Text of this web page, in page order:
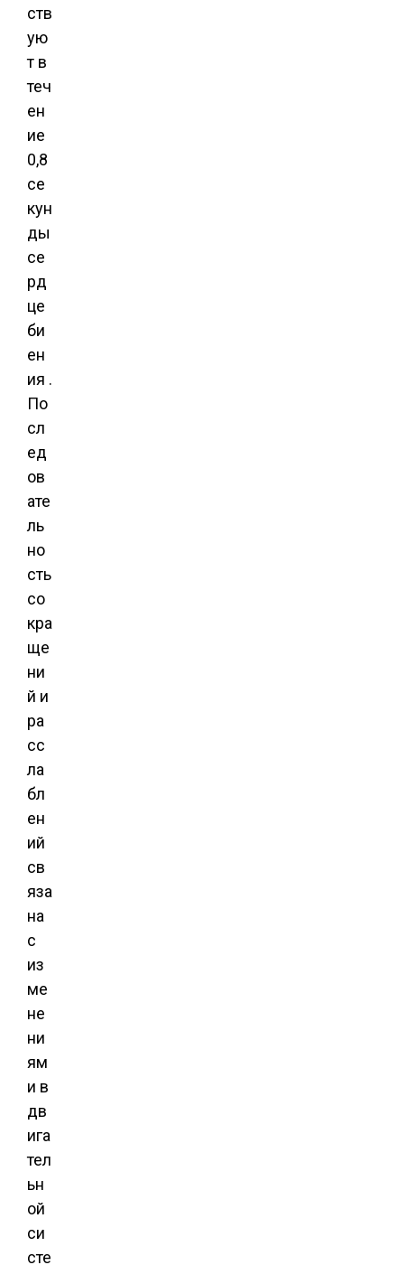
ств
ую
т в
теч
ен
ие
0,8
се
кун
ды
се
рд
це
би
ен
ия .
По
сл
ед
ов
ате
ль
но
сть
со
кра
ще
ни
й и
ра
сс
ла
бл
ен
ий
св
яза
на
с
из
ме
не
ни
ям
и в
дв
ига
тел
ьн
ой
си
сте